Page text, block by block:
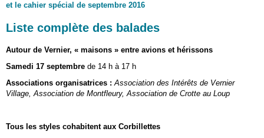
et le cahier spécial de septembre 2016
Liste complète des balades
Autour de Vernier, « maisons » entre avions et hérissons
Samedi 17 septembre de 14 h à 17 h
Associations organisatrices :Association des Intérêts de Vernier
Village, Association de Montfleury, Association de Crotte au Loup
Tous les styles cohabitent aux Corbillettes